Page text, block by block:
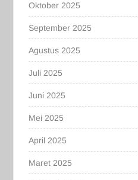
Oktober 2025
September 2025
Agustus 2025
Juli 2025
Juni 2025
Mei 2025
April 2025
Maret 2025